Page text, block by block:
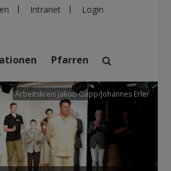
Intranet Login
suchen
Pfarren Einrichtungen
Pfarren
Arbeitskreis Jakob Gapp/Johannes Erler